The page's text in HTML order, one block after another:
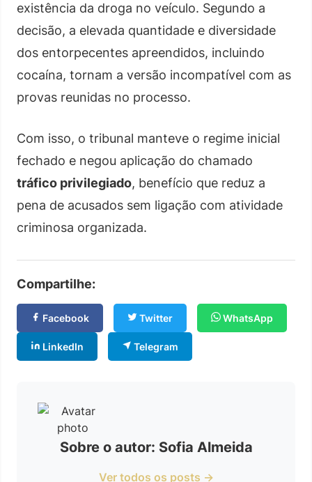
existência da droga no veículo. Segundo a
decisão, a elevada quantidade e diversidade
dos entorpecentes apreendidos, incluindo
cocaína, tornam a versão incompatível com as
provas reunidas no processo.
Com isso, o tribunal manteve o regime inicial
fechado e negou aplicação do chamado
tráfico privilegiado, benefício que reduz a
pena de acusados sem ligação com atividade
criminosa organizada.
Compartilhe:
Facebook Twitter WhatsApp
LinkedIn Telegram
Sobre o autor: Sofia Almeida
Ver todos os posts →